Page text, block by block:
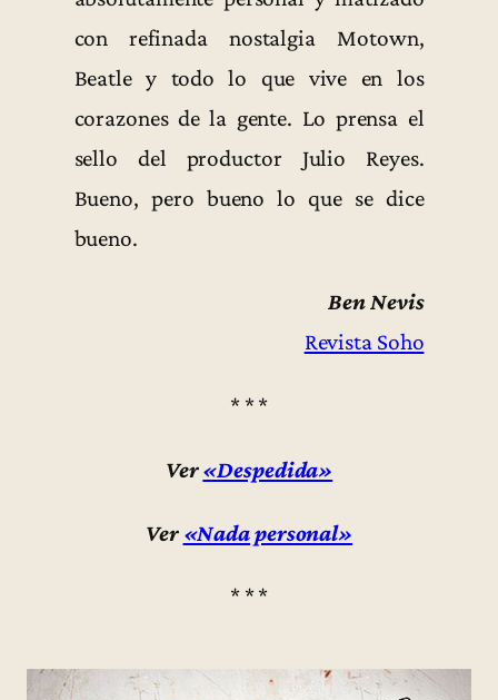
con refinada nostalgia Motown,
Beatle y todo lo que vive en los
corazones de la gente. Lo prensa el
sello del productor Julio Reyes.
Bueno, pero bueno lo que se dice
bueno.
Ben Nevis
Revista Soho
* * *
Ver«Despedida»
Ver «Nada personal»
* * *